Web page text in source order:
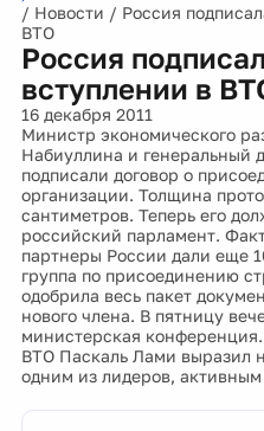
/ Новости / Россия
ВТО
Россия
вступлении в
16 декабря 2011
Министр экономического
Набиуллина и генеральный
подписали договор о
организации. Толщина
сантиметров. Теперь его
российский парламент.
партнеры России дали еще
группа по присоединению
одобрила весь пакет
нового члена. В пятницу
министерская
ВТО Паскаль Лами выразил
одним из лидеров,